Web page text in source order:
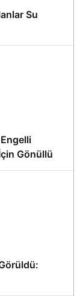
Su
Engelli
Gönüllü